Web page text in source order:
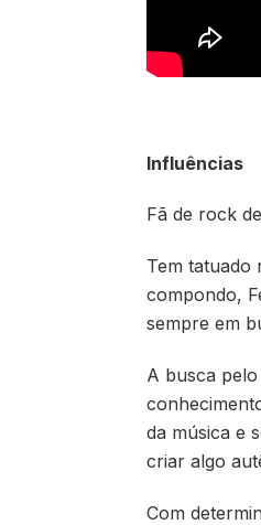
Influências
Fã de rock
Tem tatuado
compondo,
sempre em
A busca
da música e
criar algo
Com